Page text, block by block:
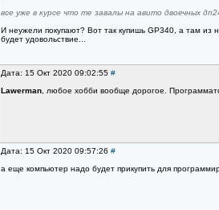
все уже в курсе что те завалы на авито двоечных
И неужели покупают? Вот так купишь GP340, а там из
будет удовольствие...
Дата: 15 Окт 2020 09:02:55 #
Lawerman , любое хобби вообще дорогое.
Дата: 15 Окт 2020 09:57:26 #
а еще компьютер надо будет прикупить для